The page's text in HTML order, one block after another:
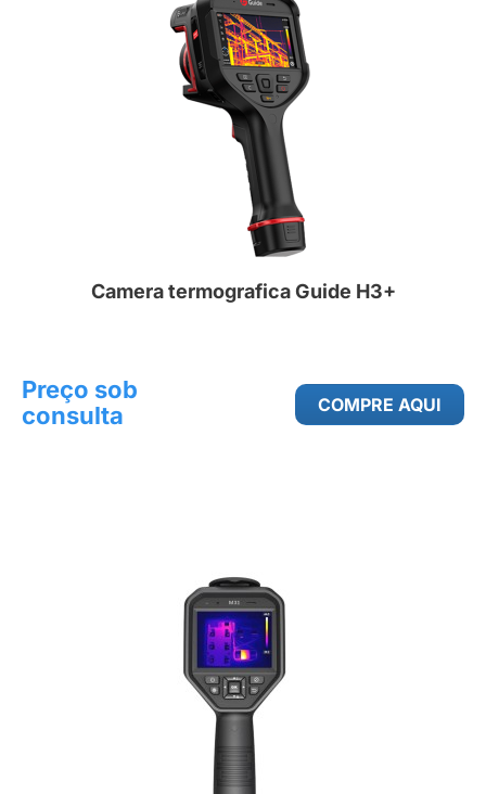
Camera termografica Guide H3+
Preço sob
consulta
COMPRE AQUI